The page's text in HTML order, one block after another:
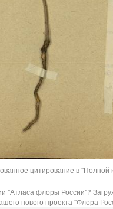
цитирование в "Полной
"Атласа флоры России"?
нового проекта "Флора